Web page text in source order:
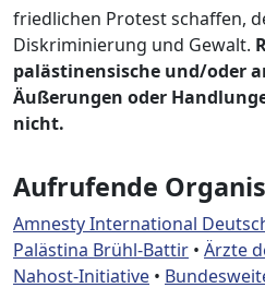
friedlichen Protest schaffen,
Diskriminierung und Gewalt.
palästinensische und/oder
Äußerungen oder
nicht.
Aufrufende
Amnesty International
Palästina Brühl-Battir • Ärzte
Nahost-Initiative •